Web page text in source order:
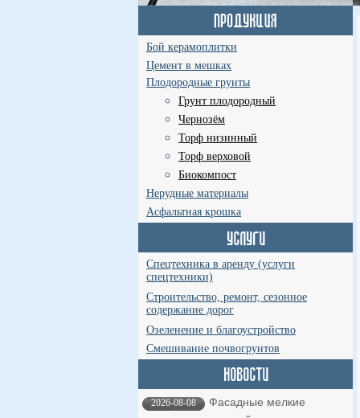
Бой керамоплитки
Цемент в мешках
Плодородные грунты
Грунт плодородный
Чернозём
Торф низинный
Торф верховой
Биокомпост
Нерудные материалы
Асфальтная крошка
Спецтехника в аренду (услуги
спецтехники)
Строительство, ремонт, сезонное
содержание дорог
Озеленение и благоустройство
Смешивание почвогрунтов
2026-08-08
Фасадные мелкие